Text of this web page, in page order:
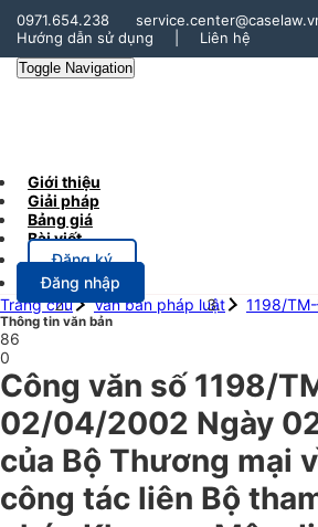
0971.654.238
Hướng dẫn sử dụng
Liên hệ
Toggle Navigation
Giới thiệu
Giải pháp
Bảng giá
Bài viết
Đăng ký
Đăng nhập
Trang chủ
Văn bản pháp luật 1198/
Thông tin văn bản
86
0
Công văn số 1198/
02/04/2002 Ngày
của Bộ Thương mại
công tác liên Bộ